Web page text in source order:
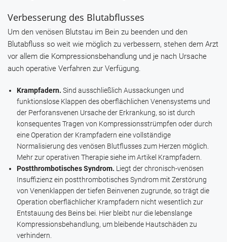
Verbesserung des Blutabflusses
Um den venösen Blutstau im Bein zu beenden und den
Blutabfluss so weit wie möglich zu verbessern, stehen dem Arzt
vor allem die Kompressionsbehandlung und je nach Ursache
auch operative Verfahren zur Verfügung.
Krampfadern. Sind ausschließlich Aussackungen und
funktionslose Klappen des oberflächlichen Venensystems und
der Perforansvenen Ursache der Erkrankung, so ist durch
konsequentes Tragen von Kompressionsstrümpfen oder durch
eine Operation der Krampfadern eine vollständige
Normalisierung des venösen Blutflusses zum Herzen möglich.
Mehr zur operativen Therapie siehe im Artikel Krampfadern.
Postthrombotisches Syndrom. Liegt der chronisch-venösen
Insuffizienz ein postthrombotisches Syndrom mit Zerstörung
von Venenklappen der tiefen Beinvenen zugrunde, so trägt die
Operation oberflächlicher Krampfadern nicht wesentlich zur
Entstauung des Beins bei. Hier bleibt nur die lebenslange
Kompressionsbehandlung, um bleibende Hautschäden zu
verhindern.